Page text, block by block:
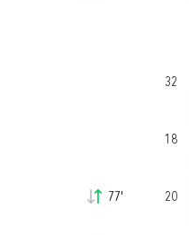
77'
32
18
20